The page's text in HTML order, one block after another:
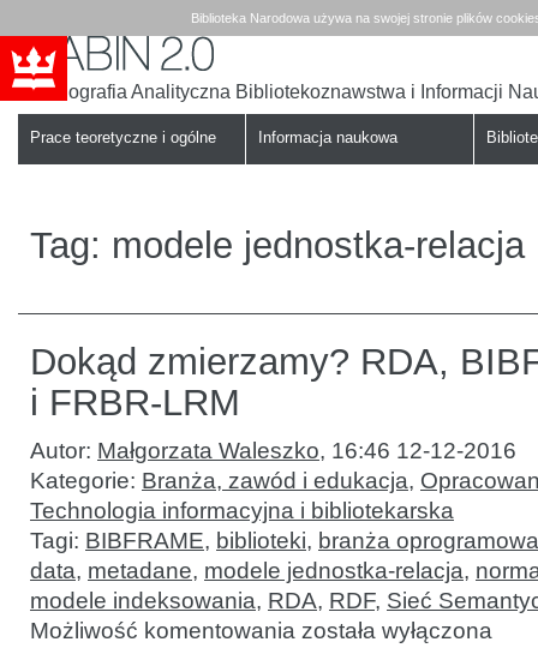
Biblioteka Narodowa używa na swojej stronie plików
Babin
Bibliografia Analityczna Bibliotekoznawstwa i Informacji
Prace teoretyczne i ogólne Informacja naukowa
Tag: modele jednostka-relacja
Dokąd zmierzamy? RDA,
i FRBR-LRM
Autor: Małgorzata Waleszko, 16:46 12-12-2016
Kategorie: Branża, zawód i edukacja,
Technologia informacyjna i bibliotekarska
Tagi: BIBFRAME, biblioteki, branża
data, metadane, modele jednostka-relacja,
modele indeksowania, RDA, RDF, Sieć
Możliwość komentowania Dokąd
zmierzamy?
została wyłączona